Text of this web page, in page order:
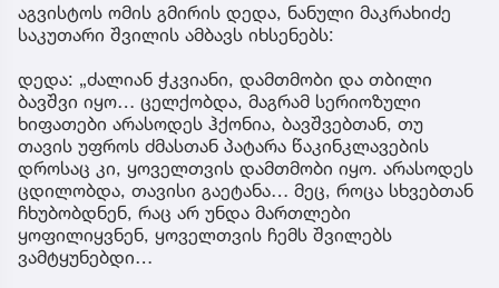
აგვისტოს ომის გმირის დედა, ნანული მაკრახიძე
საკუთარი შვილის ამბავს იხსენებს:
დედა: „ძალიან ჭკვიანი, დამთმობი და თბილი
ბავშვი იყო… ცელქობდა, მაგრამ სერიოზული
ხიფათები არასოდეს ჰქონია, ბავშვებთან, თუ
თავის უფროს ძმასთან პატარა წაკინკლავების
დროსაც კი, ყოველთვის დამთმობი იყო. არასოდეს
ცდილობდა, თავისი გაეტანა… მეც, როცა სხვებთან
ჩხუბობდნენ, რაც არ უნდა მართლები
ყოფილიყვნენ, ყოველთვის ჩემს შვილებს
ვამტყუნებდი…